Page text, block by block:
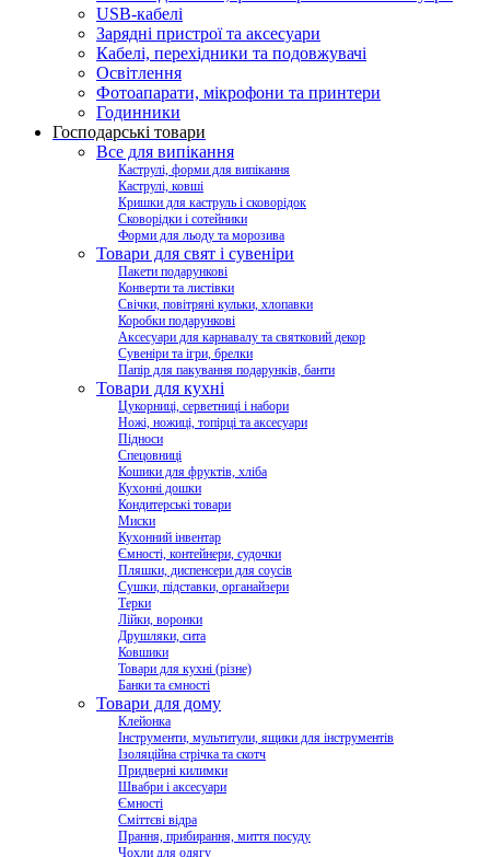
USB-кабелі
Зарядні пристрої та аксесуари
Кабелі, перехідники та подовжувачі
Освітлення
Фотоапарати, мікрофони та принтери
Годинники
Господарські товари
Все для випікання
Каструлі, форми для випікання
Каструлі, ковші
Кришки для каструль і сковорідок
Сковорідки і сотейники
Форми для льоду та морозива
Товари для свят і сувеніри
Пакети подарункові
Конверти та листівки
Свічки, повітряні кульки, хлопавки
Коробки подарункові
Аксесуари для карнавалу та святковий декор
Сувеніри та ігри, брелки
Папір для пакування подарунків, банти
Товари для кухні
Цукорниці, серветниці і набори
Ножі, ножиці, топірці та аксесуари
Підноси
Спецовниці
Кошики для фруктів, хліба
Кухонні дошки
Кондитерські товари
Миски
Кухонний інвентар
Ємності, контейнери, судочки
Пляшки, диспенсери для соусів
Сушки, підставки, органайзери
Терки
Лійки, воронки
Друшляки, сита
Ковшики
Товари для кухні (різне)
Банки та ємності
Товари для дому
Клейонка
Інструменти, мультитули, ящики для інструментів
Ізоляційна стрічка та скотч
Придверні килимки
Швабри і аксесуари
Ємності
Сміттєві відра
Прання, прибирання, миття посуду
Чохли для одягу